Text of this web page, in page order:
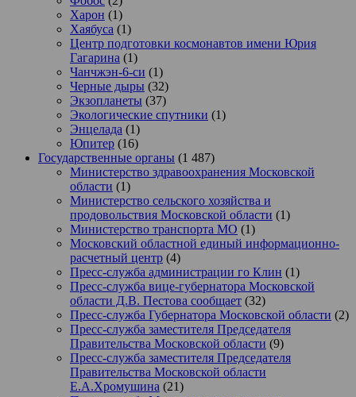
Харон (1)
Хаябуса (1)
Центр подготовки космонавтов имени Юрия
Гагарина (1)
Чанчжэн-6-си (1)
Черные дыры (32)
Экзопланеты (37)
Экологические спутники (1)
Энцелада (1)
Юпитер (16)
Государственные органы (1 487)
Министерство здравоохранения Московской
области (1)
Министерство сельского хозяйства и
продовольствия Московской области (1)
Министерство транспорта МО (1)
Московский областной единый информационно-
расчетный центр (4)
Пресс-служба администрации го Клин (1)
Пресс-служба вице-губернатора Московской
области Д.В. Пестова сообщает (32)
Пресс-служба Губернатора Московской области (2)
Пресс-служба заместителя Председателя
Правительства Московской области (9)
Пресс-служба заместителя Председателя
Правительства Московской области
Е.А.Хромушина (21)